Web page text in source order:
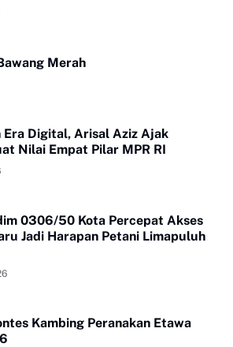
Merah
Era Digital, Arisal Aziz Ajak
Nilai Empat Pilar MPR RI
0306/50 Kota Percepat Akses
Jadi Harapan Petani Limapuluh
Kambing Peranakan Etawa